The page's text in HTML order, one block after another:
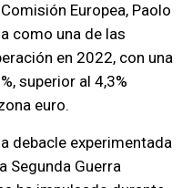
Europea, Paolo
como una de las
en 2022, con una
superior al 4,3%
euro.
debacle experimentada
Segunda Guerra